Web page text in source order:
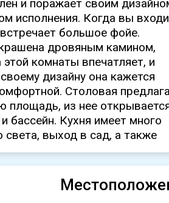
и поражает своим
исполнения. Когда вы
большое фойе.
дровяным камином,
комнаты впечатляет, и
дизайну она кажется
Столовая
площадь, из нее
бассейн. Кухня имеет много
света, выход в сад, а также
2 спальни и еще одна
завершают нижний
ведет на открытый
Балки и вид вдохновляют
на создание здесь личного
части дома есть еще одна
ванная комната,
или/и хранения.
несколько изюминок, одной из
большой Рио Рау. Летом
больших
проведения
одна изюминка - загон со
лошадей, а также домик для
и ухода за животными. Мы
приехать и лично увидеть
поместье.
дом мечты, который